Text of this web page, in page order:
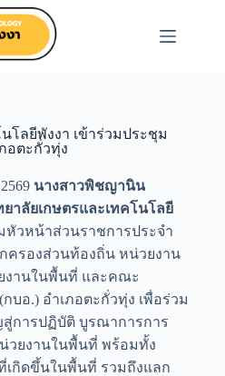
โลยีพังงา เข้าร่วมประชุม
อตะกั่วทุ่ง
นางสาวพิชญานิน
าลัยเกษตรและเทคโนโลยี
หัวหน้าส่วนราชการประจำ
ครองส่วนท้องถิ่น หน่วยงาน
งานในพื้นที่ และคณะ
บอ.) อำเภอตะกั่วทุ่ง เพื่อร่วม
การปฏิบัติ บูรณาการการ
วยงานในพื้นที่ พร้อมทั้ง
กิดขึ้นในพื้นที่ รวมถึงแลก